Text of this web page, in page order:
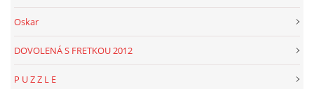
Oskar
DOVOLENÁ S FRETKOU 2012
P U Z Z L E